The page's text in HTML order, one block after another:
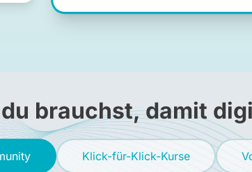
brauchst, damit
Klick-für-Klick-Kurse